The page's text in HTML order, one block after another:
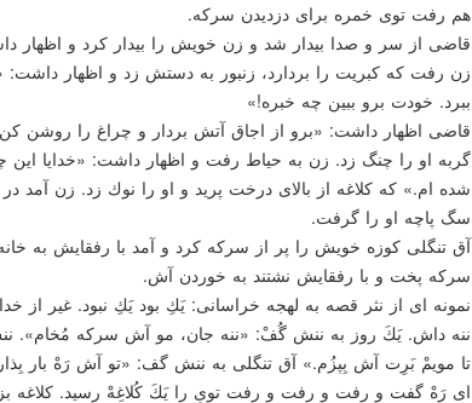
هم رفت توی خمره برای دزدیدن سركه.
قاضی از سر و صدا بیدار شد و زن خویش را بیدار كرد و اظهار
زن رفت كه كبریت را بردارد، زنبور به دستش زد و اظهار
ببرد. خودت برو ببین چه خبره!»
قاضی اظهار داشت: «برو از اجاق آتش بردار و چراغ را روشن
گربه او را چنگ زد. زن به حیاط رفت و اظهار داشت: «خدایا این
شده ام.» كه كلاغه از بالای درخت پرید و او را نوك زد. زن آمد در
سگ پاچه او را گرفت.
آق تنگلی كوزه خویش را پر از سركه كرد و آمد با رفقایش به
سركه پخت و با رفقایش نشتند به خوردن آش.
نمونه ای از نثر قصه به لهجه خراسانی: یَكِ بود یَكِ نبود. غیر از
ننه داش. یَكَ روز به ننش گُفْ: «ننه جان، مو آش سركه مُخام».
تا مویمْ بَرِت آش بِپزُم.» آق تنگلی به ننش گف: «تو آش رَهْ بار
ای رَهْ گفت و رفت و رفت و رفت تویِ را یَكَ كُلاغِهْ رسید.